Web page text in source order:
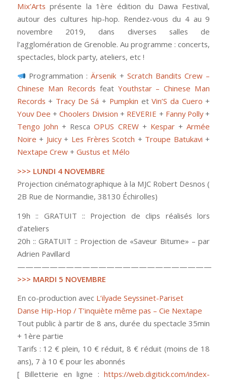
Mix’Arts présente la 1ère édition du Dawa Festival,
autour des cultures hip-hop. Rendez-vous du 4 au 9
novembre 2019, dans diverses salles de
l’agglomération de Grenoble. Au programme : concerts,
spectacles, block party, ateliers, etc !
Programmation :Ärsenik + Scratch Bandits Crew –
Chinese Man Records feat Youthstar – Chinese Man
Records + Tracy De Sá + Pumpkin etVin’S da Cuero +
Youv Dee +Choolers Division + REVERIE + Fanny Polly+
Tengo John + RescaOPUS CREW+ Kespar +Armée
Noire + Juicy+ Les Frères Scotch + Troupe Batukavi +
Nextape Crew+ Gustus et Mélo
>>> LUNDI 4 NOVEMBRE
Projection cinématographique à la MJC Robert Desnos (
2B Rue de Normandie, 38130 Échirolles)
19h :: GRATUIT :: Projection de clips réalisés lors
d’ateliers
20h :: GRATUIT :: Projection de «Saveur Bitume» – par
Adrien Pavillard
————————————————————————
>>> MARDI 5 NOVEMBRE
En co-production avec L’ilyade Seyssinet-Pariset
Danse Hip-Hop / T’inquiète même pas – Cie Nextape
Tout public à partir de 8 ans, durée du spectacle 35min
+ 1ère partie
Tarifs : 12 € plein, 10 € réduit, 8 € réduit (moins de 18
ans), 7 à 10 € pour les abonnés
[ Billetterie en ligne :https://web.digitick.com/index-